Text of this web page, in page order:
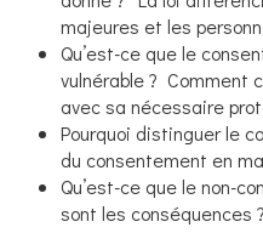
majeures et les
Qu’est-ce que le
vulnérable ? Comment
avec sa nécessaire
Pourquoi distinguer le
du consentement en
Qu’est-ce que le non-
sont les conséquences ?